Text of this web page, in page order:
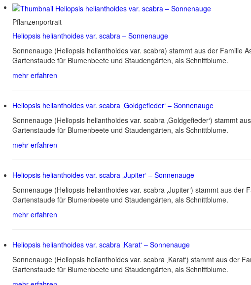
Pflanzenportrait
Heliopsis helianthoides var. scabra – Sonnenauge
Sonnenauge (Heliopsis helianthoides var. scabra) stammt aus der Familie
Gartenstaude für Blumenbeete und Staudengärten, als Schnittblume.
mehr erfahren
Heliopsis helianthoides var. scabra ‚Goldgefieder‘ – Sonnenauge
Sonnenauge (Heliopsis helianthoides var. scabra ‚Goldgefieder‘) stammt
Gartenstaude für Blumenbeete und Staudengärten, als Schnittblume.
mehr erfahren
Heliopsis helianthoides var. scabra ‚Jupiter‘ – Sonnenauge
Sonnenauge (Heliopsis helianthoides var. scabra ‚Jupiter‘) stammt aus
Gartenstaude für Blumenbeete und Staudengärten, als Schnittblume.
mehr erfahren
Heliopsis helianthoides var. scabra ‚Karat‘ – Sonnenauge
Sonnenauge (Heliopsis helianthoides var. scabra ‚Karat‘) stammt aus der
Gartenstaude für Blumenbeete und Staudengärten, als Schnittblume.